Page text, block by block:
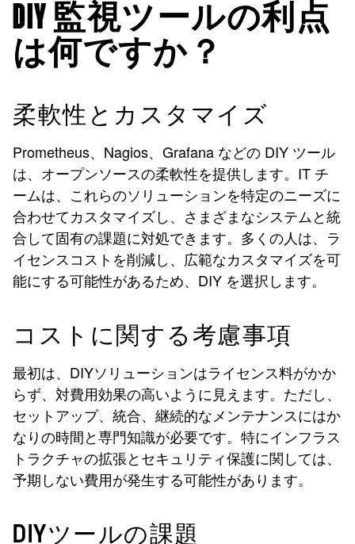
DIY 監視ツールの利点
は何ですか？
柔軟性とカスタマイズ
Prometheus、Nagios、Grafana などの DIY ツール
は、オープンソースの柔軟性を提供します。IT チ
ームは、これらのソリューションを特定のニーズに
合わせてカスタマイズし、さまざまなシステムと統
合して固有の課題に対処できます。多くの人は、ラ
イセンスコストを削減し、広範なカスタマイズを可
能にする可能性があるため、DIY を選択します。
コストに関する考慮事項
最初は、DIYソリューションはライセンス料がかか
らず、対費用効果の高いように見えます。ただし、
セットアップ、統合、継続的なメンテナンスにはか
なりの時間と専門知識が必要です。特にインフラス
トラクチャの拡張とセキュリティ保護に関しては、
予期しない費用が発生する可能性があります。
DIYツールの課題